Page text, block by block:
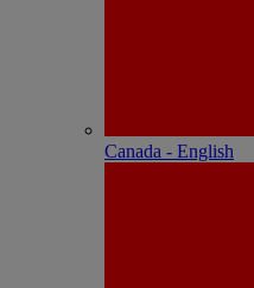
Canada - English